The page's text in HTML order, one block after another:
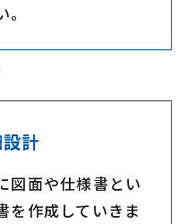
計
図面や仕様書とい
を作成していきま